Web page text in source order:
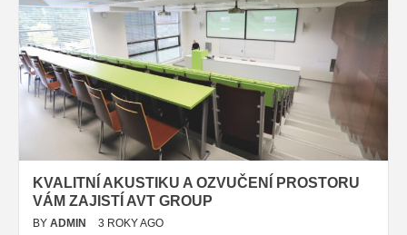
KVALITNÍ AKUSTIKU A OZVUČENÍ PROSTORU
VÁM ZAJISTÍ AVT GROUP
BY ADMIN 3 ROKY AGO